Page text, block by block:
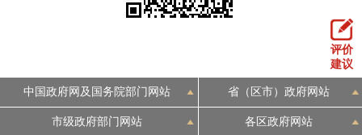
评价
建议
中国政府网及国务院部门网站 省（区市）政府网站
市级政府部门网站 各区政府网站